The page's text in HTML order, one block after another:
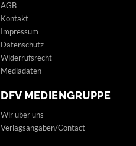
AGB
Kontakt
Impressum
Datenschutz
Widerrufsrecht
Mediadaten
DFV MEDIENGRUPPE
Wir über uns
Verlagsangaben/Contact